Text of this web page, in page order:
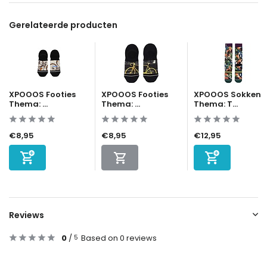
Gerelateerde producten
XPOOOS Footies
Thema: ...
€8,95
XPOOOS Footies
Thema: ...
€8,95
XPOOOS Sokken
Thema: T...
€12,95
Reviews
0 / 5 Based on 0 reviews